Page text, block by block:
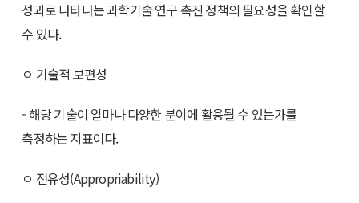
성과로 나타나는 과학기술 연구 촉진 정책의 필요성을 확인할
수 있다.
ㅇ 기술적 보편성
- 해당 기술이 얼마나 다양한 분야에 활용될 수 있는가를
측정하는 지표이다.
ㅇ 전유성(Appropriability)